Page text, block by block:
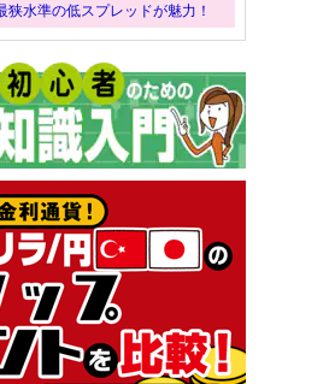
狭水準の低スプレッドが魅力！